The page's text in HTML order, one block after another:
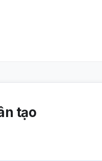
tạo